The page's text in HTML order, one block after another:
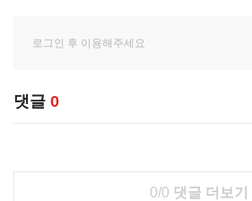
댓글 0
0/0 댓글 더보기